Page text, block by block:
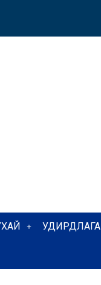
УДИРДЛАГА